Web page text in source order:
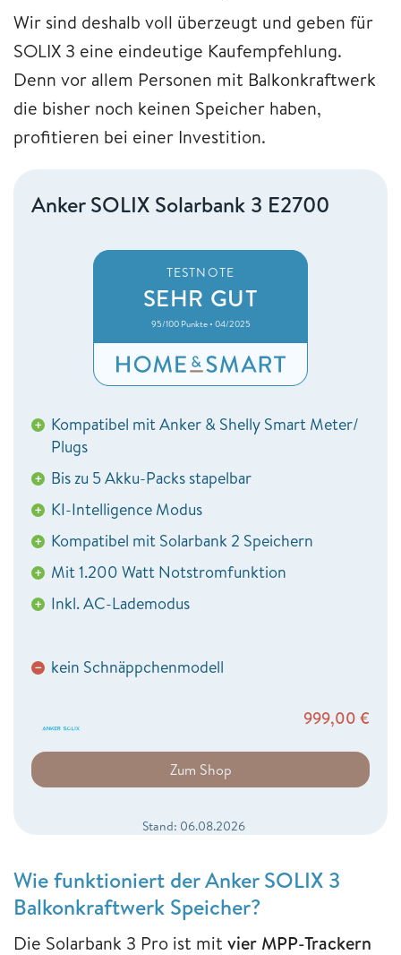
Wir sind deshalb voll überzeugt und geben für
SOLIX 3 eine eindeutige Kaufempfehlung.
Denn vor allem Personen mit Balkonkraftwerk
die bisher noch keinen Speicher haben,
profitieren bei einer Investition.
Anker SOLIX Solarbank 3 E2700
TESTNOTE
SEHR GUT
95/100 Punkte • 04/2025
+ Kompatibel mit Anker & Shelly Smart Meter/
Plugs
+ Bis zu 5 Akku-Packs stapelbar
+ KI-Intelligence Modus
+ Kompatibel mit Solarbank 2 Speichern
+ Mit 1.200 Watt Notstromfunktion
+ Inkl. AC-Lademodus
− kein Schnäppchenmodell
999,00 €
Zum Shop
Stand: 06.08.2026
Wie funktioniert der Anker SOLIX 3
Balkonkraftwerk Speicher?
Die Solarbank 3 Pro ist mit vier MPP-Trackern